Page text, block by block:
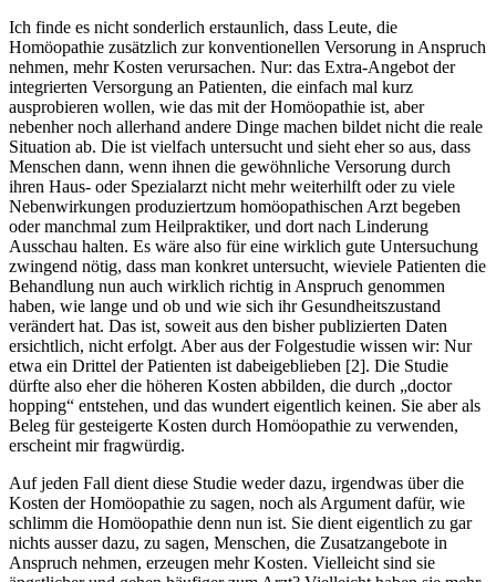
Ich finde es nicht sonderlich erstaunlich, dass Leute, die
Homöopathie zusätzlich zur konventionellen Versorung in Anspruch
nehmen, mehr Kosten verursachen. Nur: das Extra-Angebot der
integrierten Versorgung an Patienten, die einfach mal kurz
ausprobieren wollen, wie das mit der Homöopathie ist, aber
nebenher noch allerhand andere Dinge machen bildet nicht die reale
Situation ab. Die ist vielfach untersucht und sieht eher so aus, dass
Menschen dann, wenn ihnen die gewöhnliche Versorung durch
ihren Haus- oder Spezialarzt nicht mehr weiterhilft oder zu viele
Nebenwirkungen produziertzum homöopathischen Arzt begeben
oder manchmal zum Heilpraktiker, und dort nach Linderung
Ausschau halten. Es wäre also für eine wirklich gute Untersuchung
zwingend nötig, dass man konkret untersucht, wieviele Patienten die
Behandlung nun auch wirklich richtig in Anspruch genommen
haben, wie lange und ob und wie sich ihr Gesundheitszustand
verändert hat. Das ist, soweit aus den bisher publizierten Daten
ersichtlich, nicht erfolgt. Aber aus der Folgestudie wissen wir: Nur
etwa ein Drittel der Patienten ist dabeigeblieben [2]. Die Studie
dürfte also eher die höheren Kosten abbilden, die durch „doctor
hopping“ entstehen, und das wundert eigentlich keinen. Sie aber als
Beleg für gesteigerte Kosten durch Homöopathie zu verwenden,
erscheint mir fragwürdig.
Auf jeden Fall dient diese Studie weder dazu, irgendwas über die
Kosten der Homöopathie zu sagen, noch als Argument dafür, wie
schlimm die Homöopathie denn nun ist. Sie dient eigentlich zu gar
nichts ausser dazu, zu sagen, Menschen, die Zusatzangebote in
Anspruch nehmen, erzeugen mehr Kosten. Vielleicht sind sie